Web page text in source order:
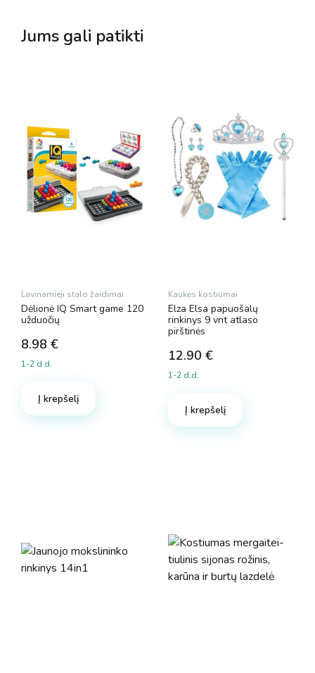
Jums gali patikti
Lavinamieji stalo žaidimai
Dėlionė IQ Smart game 120
užduočių
8.98 €
1-2 d.d.
Į krepšelį
Kaukės kostiumai
Elza Elsa papuošalų
rinkinys 9 vnt atlaso
pirštinės
12.90 €
1-2 d.d.
Į krepšelį